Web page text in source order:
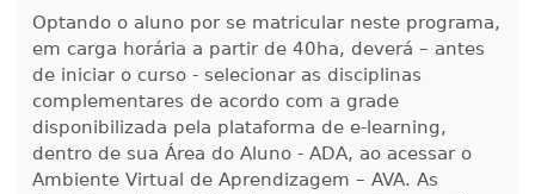
240 H 30dias 90dias
R$ 1.189,66
Matricular
260 H 33dias 90dias
R$ 1.288,78
Matricular
Optando o aluno por se matricular neste programa,
em carga horária a partir de 40ha, deverá – antes
de iniciar o curso - selecionar as disciplinas
complementares de acordo com a grade
disponibilizada pela plataforma de e-learning,
dentro de sua Área do Aluno - ADA, ao acessar o
Ambiente Virtual de Aprendizagem – AVA. As